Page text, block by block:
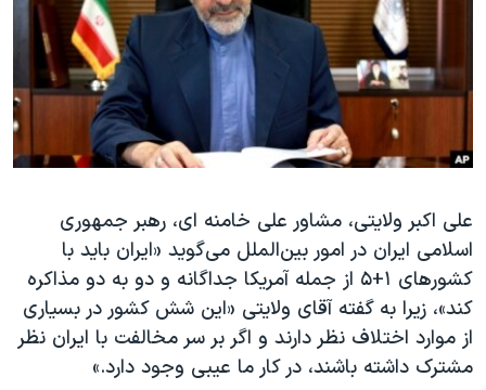
فرهنگ و زندگی
حقوق شهروندی
اقتصادی
علم و فناوری
گالری عکس
آرشیو پخش زنده
مستندها
انتخابات ریاست جمهوری آمریکا ۲۰۲۴
حمله جمهوری اسلامی به اسرائیل
رمز مهسا
اعتراضات زن، زندگی، آزادی
مجموعه مستندهای دادخواهی
تریبونال مردمی آبان ۹۸
دادگاه حمید نوری
چهل سال گروگان‌گیری
دنبال کنید
زبانهای مختلف
علی اکبر ولایتی، مشاور علی خامنه ای، رهبر جمهوری
اسلامی ایران در امور بین‌الملل می‌گوید «ایران باید با
کشورهای ۱+۵ از جمله آمریکا جداگانه و دو به دو مذاکره
کند»، زیرا به گفته آقای ولایتی «این شش کشور در بسیاری
از موارد اختلاف نظر دارند و اگر بر سر مخالفت با ایران نظر
مشترک داشته باشند، در کار ما عیبی وجود دارد.»